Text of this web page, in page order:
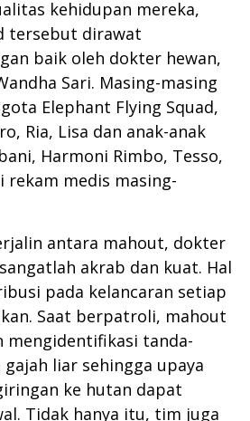
kehidupan mereka,
tersebut dirawat
baik oleh dokter hewan,
Sari. Masing-masing
Elephant Flying Squad,
Ria, Lisa dan anak-anak
Harmoni Rimbo, Tesso,
rekam medis masing-
antara mahout, dokter
akrab dan kuat. Hal
pada kelancaran setiap
Saat berpatroli, mahout
mengidentifikasi tanda-
liar sehingga upaya
ke hutan dapat
Tidak hanya itu, tim juga